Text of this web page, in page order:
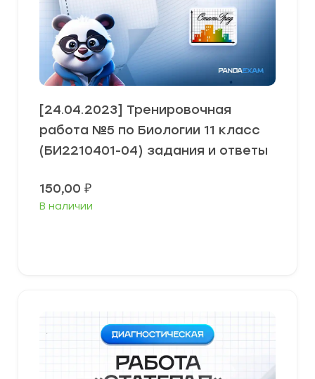
[24.04.2023] Тренировочная
работа №5 по Биологии 11 класс
(БИ2210401-04) задания и ответы
150,00 ₽
В наличии